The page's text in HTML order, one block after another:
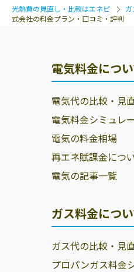
光熱費の見直し・比較はエネピ
式会社の料金プラン・口コミ・評判
電気料金につ
電気代の比較・見
電気料金シミュレ
電気の料金相場
再エネ賦課金につ
電気の記事一覧
ガス料金につ
ガス代の比較・見
プロパンガス料金